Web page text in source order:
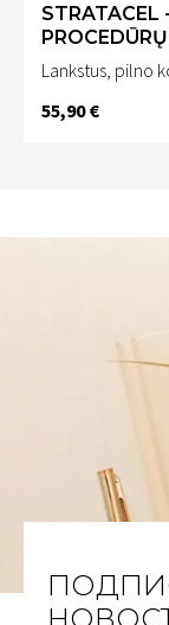
STRATACEL
Lankstus, pilno
55,90 €